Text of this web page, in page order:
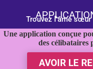
Trouvez l'âme sœur
Une application conçue
des célibataires
AVOIR LE